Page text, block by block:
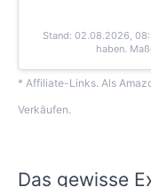
Stand: 02.08.2026,
haben.
* Affiliate-Links. Als
Verkäufen.
Das gewisse